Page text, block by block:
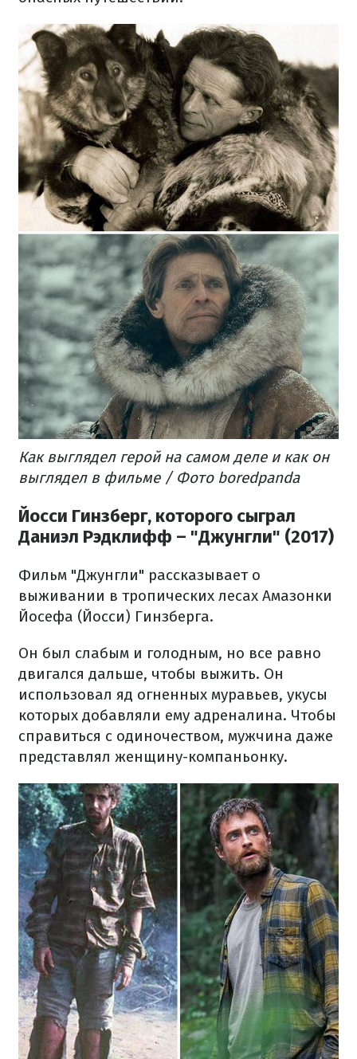
Как выглядел герой на самом деле и как он
выглядел в фильме / Фото boredpanda
Йосси Гинзберг, которого сыграл
Даниэл Рэдклифф – "Джунгли" (2017)
Фильм "Джунгли" рассказывает о
выживании в тропических лесах Амазонки
Йосефа (Йосси) Гинзберга.
Он был слабым и голодным, но все равно
двигался дальше, чтобы выжить. Он
использовал яд огненных муравьев, укусы
которых добавляли ему адреналина. Чтобы
справиться с одиночеством, мужчина даже
представлял женщину-компаньонку.